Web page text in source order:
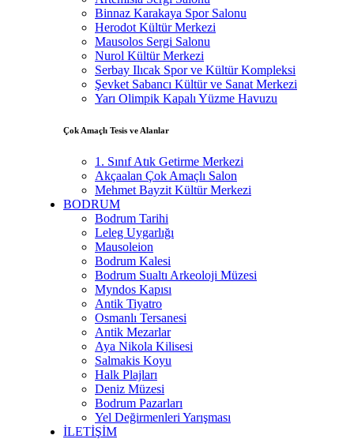
Binnaz Karakaya Spor Salonu
Herodot Kültür Merkezi
Mausolos Sergi Salonu
Nurol Kültür Merkezi
Serbay Ilıcak Spor ve Kültür Kompleksi
Şevket Sabancı Kültür ve Sanat Merkezi
Yarı Olimpik Kapalı Yüzme Havuzu
Çok Amaçlı Tesis ve Alanlar
1. Sınıf Atık Getirme Merkezi
Akçaalan Çok Amaçlı Salon
Mehmet Bayzit Kültür Merkezi
BODRUM
Bodrum Tarihi
Leleg Uygarlığı
Mausoleion
Bodrum Kalesi
Bodrum Sualtı Arkeoloji Müzesi
Myndos Kapısı
Antik Tiyatro
Osmanlı Tersanesi
Antik Mezarlar
Aya Nikola Kilisesi
Salmakis Koyu
Halk Plajları
Deniz Müzesi
Bodrum Pazarları
Yel Değirmenleri Yarışması
İLETİŞİM